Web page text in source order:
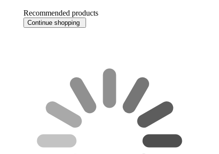
Recommended products
Continue shopping